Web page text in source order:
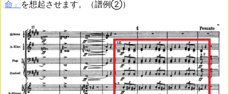
命」 を想起させます。（譜例②）